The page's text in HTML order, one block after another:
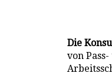
Die
von